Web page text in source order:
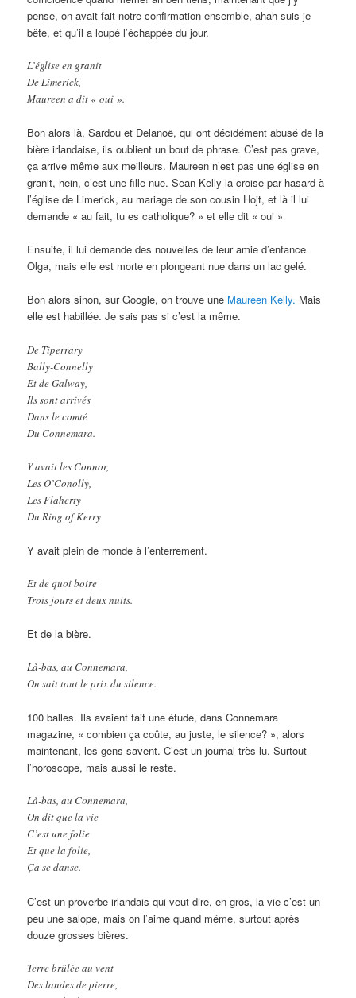
pense, on avait fait notre confirmation ensemble, ahah suis-je
bête, et qu’il a loupé l’échappée du jour.
L’église en granit
De Limerick,
Maureen a dit « oui ».
Bon alors là, Sardou et Delanoë, qui ont décidément abusé de la
bière irlandaise, ils oublient un bout de phrase. C’est pas grave,
ça arrive même aux meilleurs. Maureen n’est pas une église en
granit, hein, c’est une fille nue. Sean Kelly la croise par hasard à
l’église de Limerick, au mariage de son cousin Hojt, et là il lui
demande « au fait, tu es catholique? » et elle dit « oui »
Ensuite, il lui demande des nouvelles de leur amie d’enfance
Olga, mais elle est morte en plongeant nue dans un lac gelé.
Bon alors sinon, sur Google, on trouve une Maureen Kelly. Mais
elle est habillée. Je sais pas si c’est la même.
De Tiperrary
Bally-Connelly
Et de Galway,
Ils sont arrivés
Dans le comté
Du Connemara.
Y avait les Connor,
Les O’Conolly,
Les Flaherty
Du Ring of Kerry
Y avait plein de monde à l’enterrement.
Et de quoi boire
Trois jours et deux nuits.
Et de la bière.
Là-bas, au Connemara,
On sait tout le prix du silence.
100 balles. Ils avaient fait une étude, dans Connemara
magazine, « combien ça coûte, au juste, le silence? », alors
maintenant, les gens savent. C’est un journal très lu. Surtout
l’horoscope, mais aussi le reste.
Là-bas, au Connemara,
On dit que la vie
C’est une folie
Et que la folie,
Ça se danse.
C’est un proverbe irlandais qui veut dire, en gros, la vie c’est un
peu une salope, mais on l’aime quand même, surtout après
douze grosses bières.
Terre brûlée au vent
Des landes de pierre,